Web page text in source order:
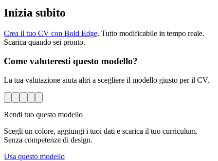
Inizia subito
Crea il tuo CV con Bold Edge. Tutto modificabile in tempo reale.
Scarica quando sei pronto.
Come valuteresti questo modello?
La tua valutazione aiuta altri a scegliere il modello giusto per il CV.
Rendi tuo questo modello
Scegli un colore, aggiungi i tuoi dati e scarica il tuo curriculum.
Senza competenze di design.
Usa questo modello